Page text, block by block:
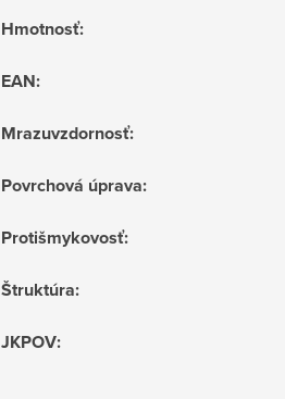
Hmotnosť:
EAN:
Mrazuvzdornosť:
Povrchová úprava:
Protišmykovosť:
Štruktúra:
JKPOV: